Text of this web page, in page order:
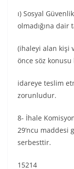
ı) Sosyal
olmadığına dair
(ihaleyi alan kişi
önce söz konusu
idareye teslim
zorunludur.
8- İhale
29’ncu maddesi
serbesttir.
15214